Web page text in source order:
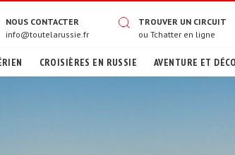
NOUS CONTACTER
info@toutelarussie.fr
TROUVER UN CIRCUIT
ou Tchatter en ligne
CROISIÈRES EN RUSSIE AVENTURE ET